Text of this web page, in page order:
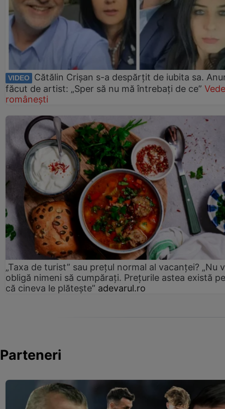
VIDEO
Cătălin Crișan s-a despărțit de iubita sa.
făcut de artist: „Sper să nu mă întrebați de ce”
românești
„Taxa de turist” sau prețul normal al vacanței? „Nu
obligă nimeni să cumpărați. Prețurile astea există
că cineva le plătește” adevarul.ro
Parteneri